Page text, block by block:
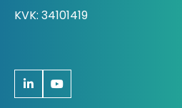
KVK: 34101419